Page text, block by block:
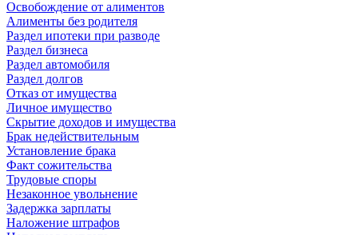
Освобождение от алиментов
Алименты без родителя
Раздел ипотеки при разводе
Раздел бизнеса
Раздел автомобиля
Раздел долгов
Отказ от имущества
Личное имущество
Скрытие доходов и имущества
Брак недействительным
Установление брака
Факт сожительства
Трудовые споры
Незаконное увольнение
Задержка зарплаты
Наложение штрафов